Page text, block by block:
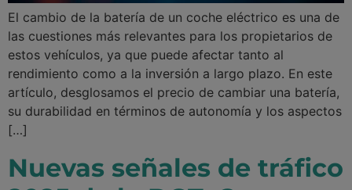
El cambio de la batería de un coche eléctrico es una de
las cuestiones más relevantes para los propietarios de
estos vehículos, ya que puede afectar tanto al
rendimiento como a la inversión a largo plazo. En este
artículo, desglosamos el precio de cambiar una batería,
su durabilidad en términos de autonomía y los aspectos
[…]
Nuevas señales de tráfico